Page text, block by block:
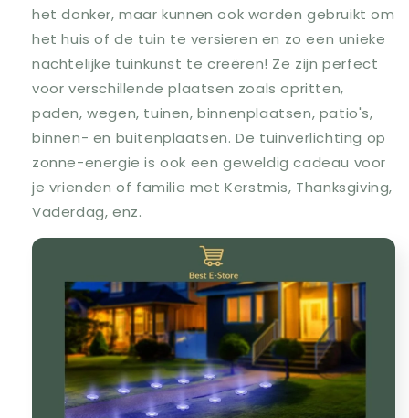
het donker, maar kunnen ook worden gebruikt om
het huis of de tuin te versieren en zo een unieke
nachtelijke tuinkunst te creëren! Ze zijn perfect
voor verschillende plaatsen zoals opritten,
paden, wegen, tuinen, binnenplaatsen, patio's,
binnen- en buitenplaatsen. De tuinverlichting op
zonne-energie is ook een geweldig cadeau voor
je vrienden of familie met Kerstmis, Thanksgiving,
Vaderdag, enz.